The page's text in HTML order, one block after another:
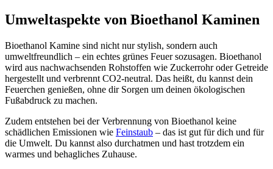
Umweltaspekte von Bioethanol Kaminen
Bioethanol Kamine sind nicht nur stylish, sondern auch
umweltfreundlich – ein echtes grünes Feuer sozusagen. Bioethanol
wird aus nachwachsenden Rohstoffen wie Zuckerrohr oder Getreide
hergestellt und verbrennt CO2-neutral. Das heißt, du kannst dein
Feuerchen genießen, ohne dir Sorgen um deinen ökologischen
Fußabdruck zu machen.
Zudem entstehen bei der Verbrennung von Bioethanol keine
schädlichen Emissionen wie Feinstaub – das ist gut für dich und für
die Umwelt. Du kannst also durchatmen und hast trotzdem ein
warmes und behagliches Zuhause.